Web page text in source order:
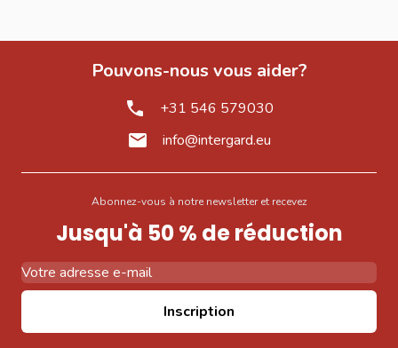
Pouvons-nous vous aider?
+31 546 579030
info@intergard.eu
Abonnez-vous à notre newsletter et recevez
Jusqu'à 50 % de réduction
Inscription